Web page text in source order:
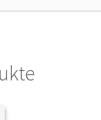
erhältlich ist.